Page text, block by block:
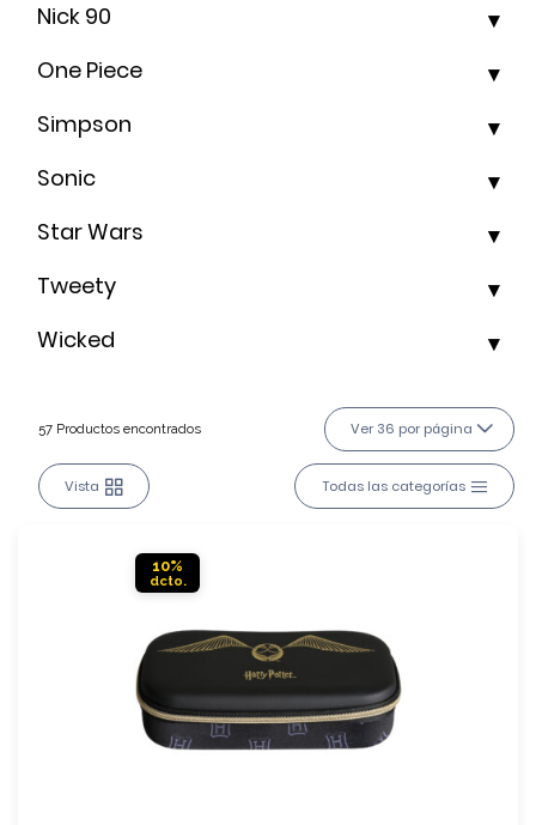
Nick 90
One Piece
Simpson
Sonic
Star Wars
Tweety
Wicked
57 Productos encontrados Ver 36 por página
Vista Todas las categorías
10%